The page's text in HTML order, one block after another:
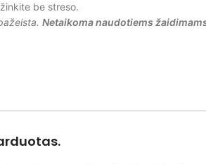
be streso.
Netaikoma naudotiems